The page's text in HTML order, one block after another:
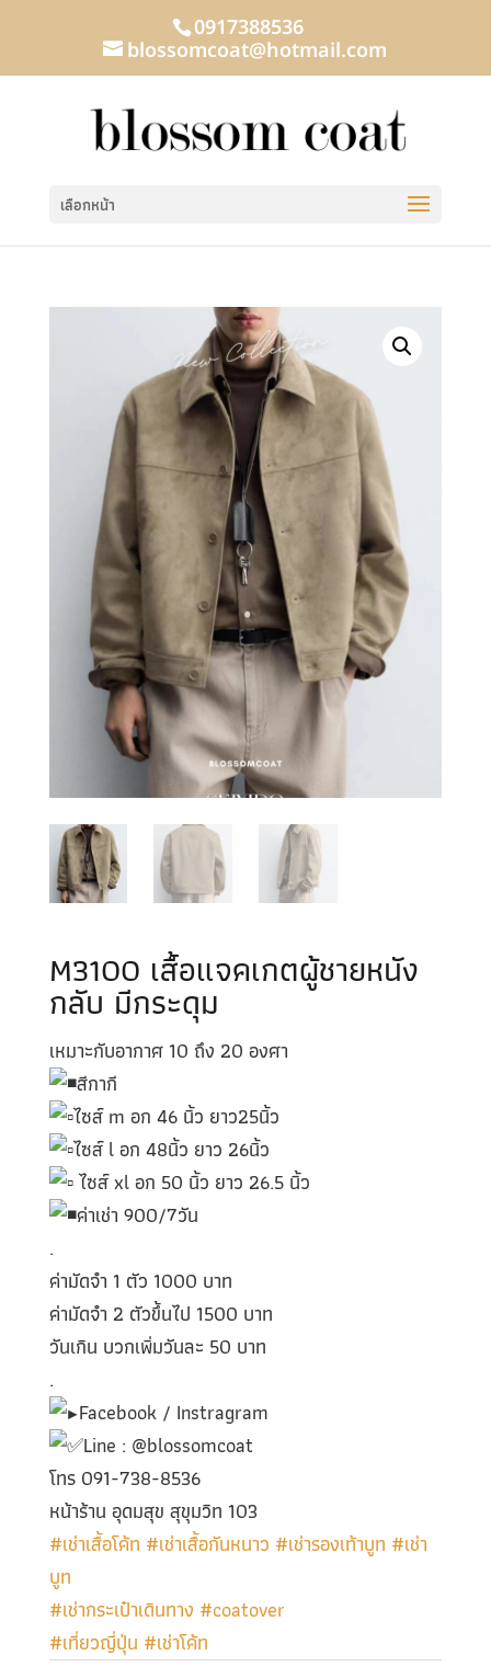
0917388536
blossomcoat@hotmail.com
เลือกหน้า
M3100 เสื้อแจคเกตผู้ชายหนัง
กลับ มีกระดุม
เหมาะกับอากาศ 10 ถึง 20 องศา
สีกากี
ไซส์ m อก 46 นิ้ว ยาว25นิ้ว
ไซส์ l อก 48นิ้ว ยาว 26นิ้ว
ไซส์ xl อก 50 นิ้ว ยาว 26.5 นิ้ว
ค่าเช่า 900/7วัน
.
ค่ามัดจำ 1 ตัว 1000 บาท
ค่ามัดจำ 2 ตัวขึ้นไป 1500 บาท
วันเกิน บวกเพิ่มวันละ 50 บาท
.
Facebook / Instragram
Line : @blossomcoat
โทร 091-738-8536
หน้าร้าน อุดมสุข สุขุมวิท 103
#เช่าเสื้อโค้ท #เช่าเสื้อกันหนาว #เช่ารองเท้าบูท #เช่า
บูท
#เช่ากระเป๋าเดินทาง #coatover
#เที่ยวญี่ปุ่น #เช่าโค้ท